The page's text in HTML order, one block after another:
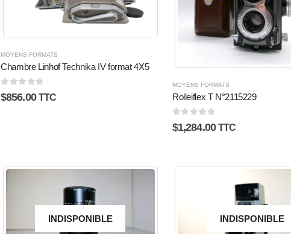
MOYENS FORMATS
Chambre Linhof Technika IV format 4X5
0 sur 5
$856.00 TTC
MOYENS FORMATS
Rolleiflex T N°2115229
0 sur 5
$1,284.00 TTC
INDISPONIBLE INDISPONIBLE